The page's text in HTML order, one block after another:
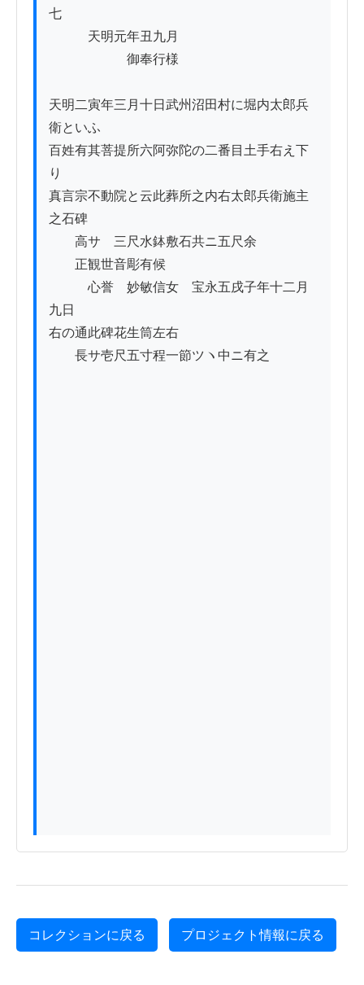
七
天明元年丑九月
御奉行様
天明二寅年三月十日武州沼田村に堀内太郎兵
衛といふ
百姓有其菩提所六阿弥陀の二番目土手右え下
り
真言宗不動院と云此葬所之内右太郎兵衛施主
之石碑
高サ　三尺水鉢敷石共ニ五尺余
正観世音彫有候
心誉　妙敏信女　宝永五戌子年十二月
九日
右の通此碑花生筒左右
長サ壱尺五寸程一節ツヽ中ニ有之
コレクションに戻る プロジェクト情報に戻る